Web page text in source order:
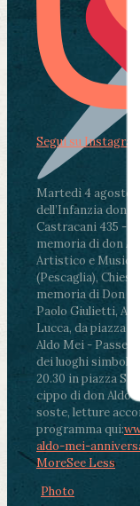
Martedì 4
dell’Infanzia don
Castracani 435 -
memoria di don
Artistico e
(Pescaglia),
memoria di Don
Paolo Giulietti,
Lucca, da piazza
Aldo Mei -
dei luoghi simbolo
20.30 in piazza
cippo di don Aldo
soste, letture
programma qui:
aldo-mei-
MoreSee Less
Photo
Segui su Instagram